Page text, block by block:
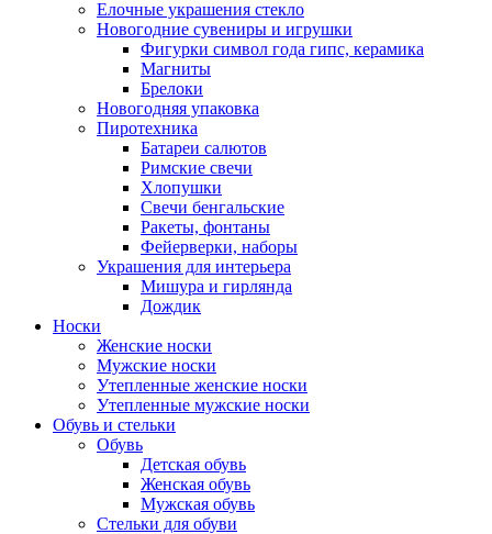
Елочные украшения стекло
Новогодние сувениры и игрушки
Фигурки символ года гипс, керамика
Магниты
Брелоки
Новогодняя упаковка
Пиротехника
Батареи салютов
Римские свечи
Хлопушки
Свечи бенгальские
Ракеты, фонтаны
Фейерверки, наборы
Украшения для интерьера
Мишура и гирлянда
Дождик
Носки
Женские носки
Мужские носки
Утепленные женские носки
Утепленные мужские носки
Обувь и стельки
Обувь
Детская обувь
Женская обувь
Мужская обувь
Стельки для обуви